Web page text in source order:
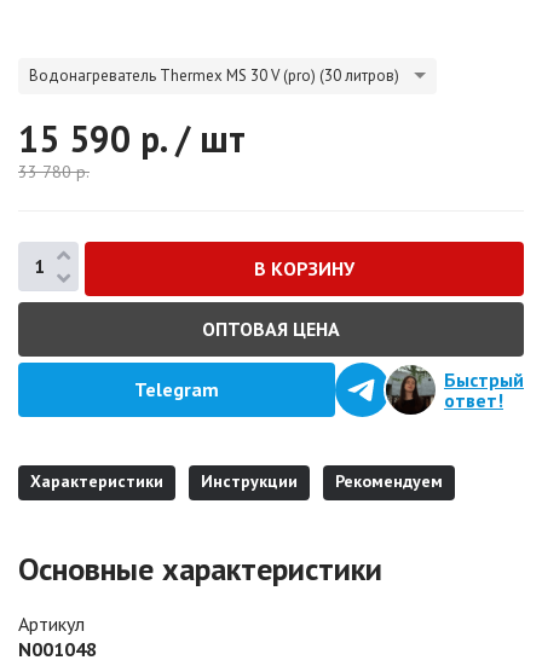
Водонагреватель Thermex MS 30 V (pro) (30 литров)
15 590 р. / шт
33 780р.
ОПТОВАЯ ЦЕНА
Telegram
Быстрый
ответ!
Характеристики Инструкции Рекомендуем
Основные характеристики
Артикул
N001048